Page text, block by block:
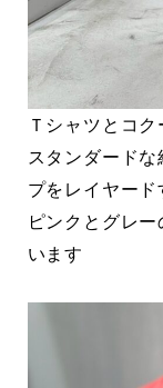
Ｔシャツとコ
スタンダード
プをレイヤー
ピンクとグレ
います